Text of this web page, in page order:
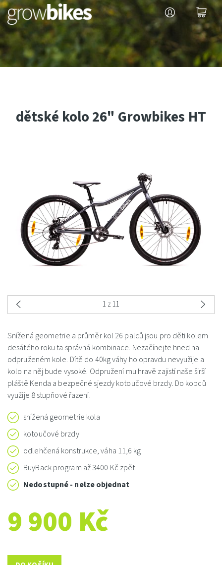
dětské kolo 26" Growbikes HT
Snížená geometrie a průměr kol 26 palců jsou pro děti kolem
desátého roku ta správná kombinace. Nezačínejte hned na
odpruženém kole. Dítě do 40kg váhy ho opravdu nevyužije a
kolo na něj bude vysoké. Odpružení mu hravě zajistí naše širší
pláště Kenda a bezpečné sjezdy kotoučové brzdy. Do kopců
využije 8 stupňové řazení.
snížená geometrie kola
kotoučové brzdy
odlehčená konstrukce, váha 11,6 kg
BuyBack program až 3400 Kč zpět
Nedostupné - nelze objednat
9 900 Kč
1 z 11